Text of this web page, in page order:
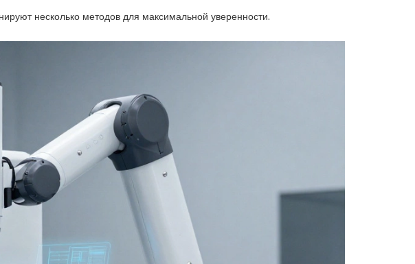
несколько методов для максимальной уверенности.